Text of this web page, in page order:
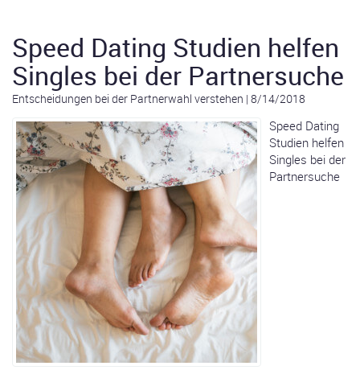
Speed Dating Studien helfen
Singles bei der Partnersuche
Entscheidungen bei der Partnerwahl verstehen | 8/14/2018
Speed Dating
Studien helfen
Singles bei der
Partnersuche